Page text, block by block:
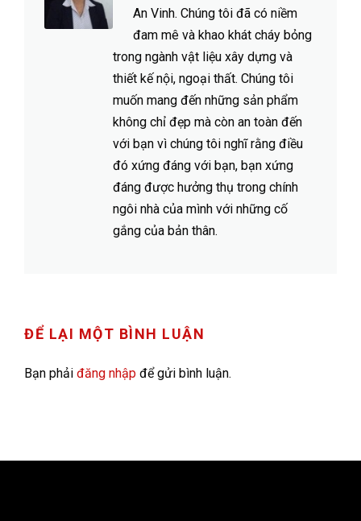
An Vinh. Chúng tôi đã có niềm
đam mê và khao khát cháy bỏng
trong ngành vật liệu xây dựng và
thiết kế nội, ngoại thất. Chúng tôi
muốn mang đến những sản phẩm
không chỉ đẹp mà còn an toàn đến
với bạn vì chúng tôi nghĩ rằng điều
đó xứng đáng với bạn, bạn xứng
đáng được hưởng thụ trong chính
ngôi nhà của mình với những cố
gắng của bản thân.
ĐỂ LẠI MỘT BÌNH LUẬN
Bạn phải đăng nhập để gửi bình luận.